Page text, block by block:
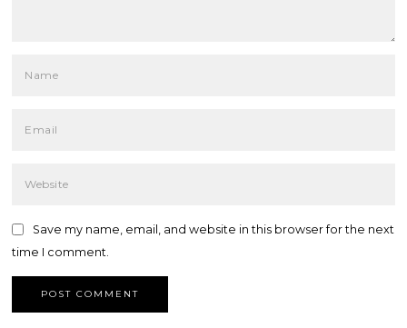
Save my name, email, and website in this browser for the next
time I comment.